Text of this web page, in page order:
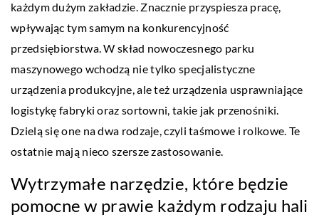
każdym dużym zakładzie. Znacznie przyspiesza pracę,
wpływając tym samym na konkurencyjność
przedsiębiorstwa. W skład nowoczesnego parku
maszynowego wchodzą nie tylko specjalistyczne
urządzenia produkcyjne, ale też urządzenia usprawniające
logistykę fabryki oraz sortowni, takie jak przenośniki.
Dzielą się one na dwa rodzaje, czyli taśmowe i rolkowe. Te
ostatnie mają nieco szersze zastosowanie.
Wytrzymałe narzędzie, które będzie
pomocne w prawie każdym rodzaju hali